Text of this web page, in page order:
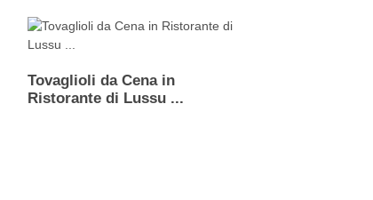
Tovaglioli da Cena in
Ristorante di Lussu ...